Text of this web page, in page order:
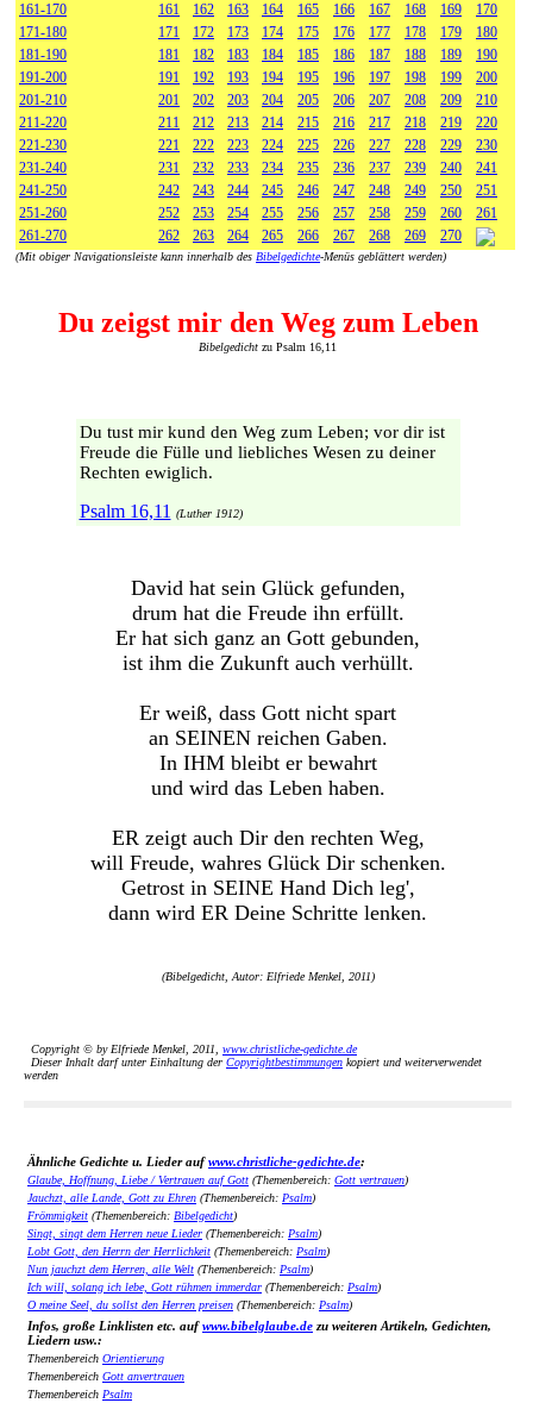
161-170
161 162 163 164 165 166 167 168 169
170
171-180
171 172 173 174 175 176 177 178 179
180
181-190
181 182 183 184 185 186 187 188 189
190
191-200
191 192 193 194 195 196 197 198 199
200
201-210
201 202 203 204 205 206 207 208 209
210
211-220
211 212 213 214 215 216 217 218 219
220
221-230
221 222 223 224 225 226 227 228 229
230
231-240
231 232 233 234 235 236 237 239 240
241
241-250
242 243 244 245 246 247 248 249 250
251
251-260
252 253 254 255 256 257 258 259 260
261
261-270
262 263 264 265 266 267 268 269 270
(Mit obiger Navigationsleiste kann innerhalb des Bibelgedichte-Menüs geblättert werden)
Du zeigst mir den Weg zum Leben
Bibelgedicht zu Psalm 16,11
Du tust mir kund den Weg zum Leben; vor dir ist
Freude die Fülle und liebliches Wesen zu deiner
Rechten ewiglich.
Psalm 16,11 (Luther 1912)
David hat sein Glück gefunden,
drum hat die Freude ihn erfüllt.
Er hat sich ganz an Gott gebunden,
ist ihm die Zukunft auch verhüllt.
Er weiß, dass Gott nicht spart
an SEINEN reichen Gaben.
In IHM bleibt er bewahrt
und wird das Leben haben.
ER zeigt auch Dir den rechten Weg,
will Freude, wahres Glück Dir schenken.
Getrost in SEINE Hand Dich leg',
dann wird ER Deine Schritte lenken.
(Bibelgedicht, Autor: Elfriede Menkel, 2011)
Copyright © by Elfriede Menkel, 2011, www.christliche-gedichte.de
Dieser Inhalt darf unter Einhaltung der Copyrightbestimmungen kopiert und weiterverwendet
werden
Ähnliche Gedichte u. Lieder aufwww.christliche-gedichte.de:
Glaube, Hoffnung, Liebe / Vertrauen auf Gott (Themenbereich: Gott vertrauen)
Jauchzt, alle Lande, Gott zu Ehren (Themenbereich: Psalm)
Frömmigkeit (Themenbereich: Bibelgedicht)
Singt, singt dem Herren neue Lieder (Themenbereich: Psalm)
Lobt Gott, den Herrn der Herrlichkeit (Themenbereich: Psalm)
Nun jauchzt dem Herren, alle Welt (Themenbereich: Psalm)
Ich will, solang ich lebe, Gott rühmen immerdar (Themenbereich: Psalm)
O meine Seel, du sollst den Herren preisen (Themenbereich: Psalm)
Infos, große Linklisten etc. aufwww.bibelglaube.de zu weiteren Artikeln, Gedichten,
Liedern usw.:
Themenbereich Orientierung
Themenbereich Gott anvertrauen
Themenbereich Psalm